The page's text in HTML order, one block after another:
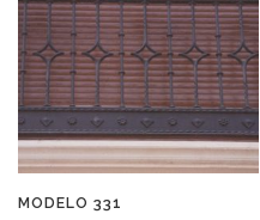
MODELO 331